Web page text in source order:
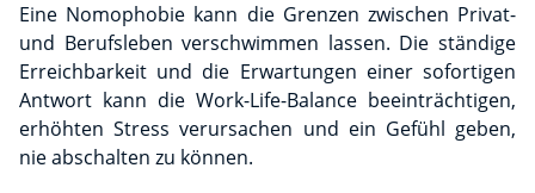
Eine Nomophobie kann die Grenzen zwischen Privat-
und Berufsleben verschwimmen lassen. Die ständige
Erreichbarkeit und die Erwartungen einer sofortigen
Antwort kann die Work-Life-Balance beeinträchtigen,
erhöhten Stress verursachen und ein Gefühl geben,
nie abschalten zu können.